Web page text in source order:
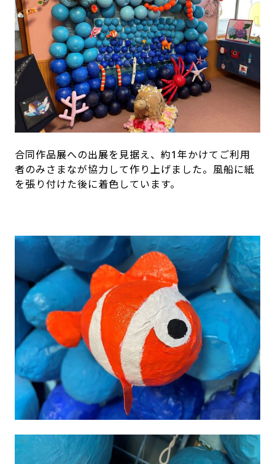
合同作品展への出展を見据え、約1年かけてご利用
者のみさまなが協力して作り上げました。風船に紙
を張り付けた後に着色しています。